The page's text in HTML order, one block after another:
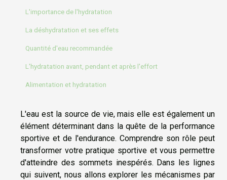
L'importance de l'hydratation
La déshydratation et ses effets
Quantité d'eau recommandée
L'hydratation avant, pendant et après l'effort
Alimentation et hydratation
L'eau est la source de vie, mais elle est également un
élément déterminant dans la quête de la performance
sportive et de l'endurance. Comprendre son rôle peut
transformer votre pratique sportive et vous permettre
d'atteindre des sommets inespérés. Dans les lignes
qui suivent, nous allons explorer les mécanismes par